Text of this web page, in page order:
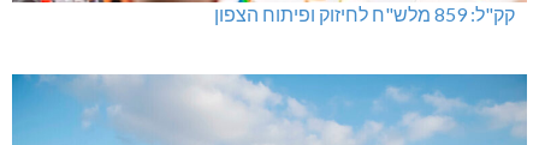
קק"ל: 859 מלש"ח לחיזוק ופיתוח הצפון